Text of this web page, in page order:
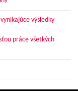
výsledky
práce všetkých